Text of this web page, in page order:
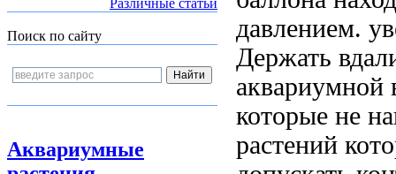
Различные статьи
Поиск по сайту
Аквариумные
давлением.
Держать
аквариумной
которые не
растений